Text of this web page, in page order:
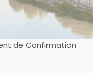
de Confirmation